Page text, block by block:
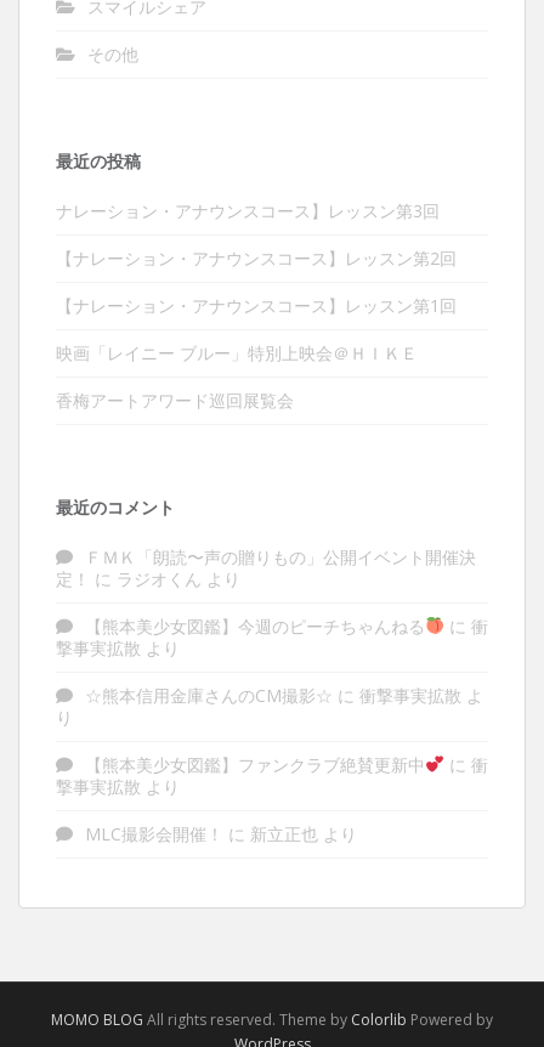
スマイルシェア
その他
最近の投稿
ナレーション・アナウンスコース】レッスン第3回
【ナレーション・アナウンスコース】レッスン第2回
【ナレーション・アナウンスコース】レッスン第1回
映画「レイニー ブルー」特別上映会＠ＨＩＫＥ
香梅アートアワード巡回展覧会
最近のコメント
ＦＭＫ「朗読〜声の贈りもの」公開イベント開催決
定！ に ラジオくん より
【熊本美少女図鑑】今週のピーチちゃんねる に 衝
撃事実拡散 より
☆熊本信用金庫さんのCM撮影☆ に 衝撃事実拡散 よ
り
【熊本美少女図鑑】ファンクラブ絶賛更新中 に 衝
撃事実拡散 より
MLC撮影会開催！ に 新立正也 より
MOMO BLOG All rights reserved. Theme by Colorlib Powered by